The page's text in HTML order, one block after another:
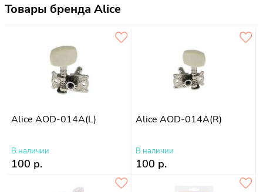
Товары бренда Alice
Alice AOD-014A(L)
В наличии
100 р.
Alice AOD-014A(R)
В наличии
100 р.